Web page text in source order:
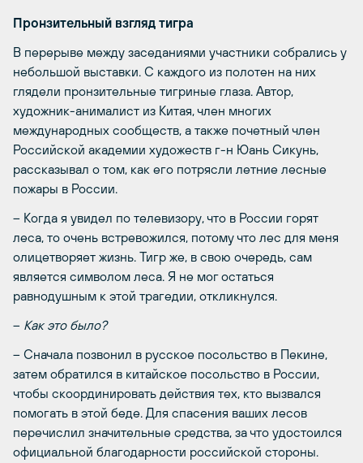
Пронзительный взгляд тигра
В перерыве между заседаниями участники собрались у
небольшой выставки. С каждого из полотен на них
глядели пронзительные тигриные глаза. Автор,
художник-анималист из Китая, член многих
международных сообществ, а также почетный член
Российской академии художеств г-н Юань Сикунь,
рассказывал о том, как его потрясли летние лесные
пожары в России.
– Когда я увидел по телевизору, что в России горят
леса, то очень встревожился, потому что лес для меня
олицетворяет жизнь. Тигр же, в свою очередь, сам
является символом леса. Я не мог остаться
равнодушным к этой трагедии, откликнулся.
– Как это было?
– Сначала позвонил в русское посольство в Пекине,
затем обратился в китайское посольство в России,
чтобы скоординировать действия тех, кто вызвался
помогать в этой беде. Для спасения ваших лесов
перечислил значительные средства, за что удостоился
официальной благодарности российской стороны.